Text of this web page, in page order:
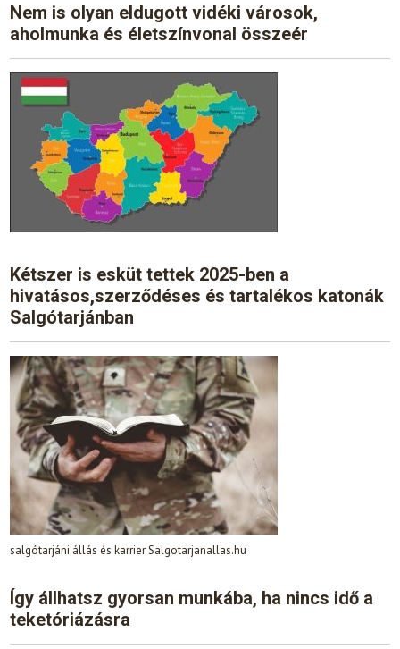
Nem is olyan eldugott vidéki városok,
aholmunka és életszínvonal összeér
Kétszer is esküt tettek 2025-ben a
hivatásos,szerződéses és tartalékos katonák
Salgótarjánban
salgótarjáni állás és karrier Salgotarjanallas.hu
Így állhatsz gyorsan munkába, ha nincs idő a
teketóriázásra